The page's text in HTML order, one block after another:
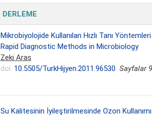
DERLEME
Mikrobiyolojide Kullanılan Hızlı Tanı Yöntemleri
Rapid Diagnostic Methods in Microbiology
Zeki Aras
doi: 10.5505/TurkHijyen.2011.96530 Sayfalar
Su Kalitesinin İyileştirilmesinde Ozon